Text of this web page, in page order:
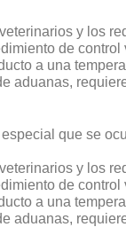
y los
de
a una
aduanas,
que se
y los
de
a una
aduanas,